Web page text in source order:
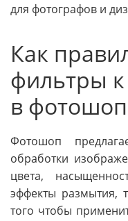
для фотографов и
Как
фильтры
в
Фотошоп
обработки
цвета,
эффекты размытия,
того чтобы